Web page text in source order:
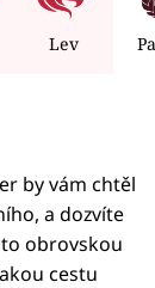
Lev
by vám chtěl
a dozvíte
obrovskou
cestu